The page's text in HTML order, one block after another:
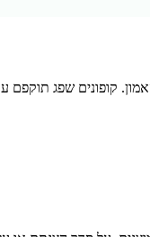
קופונים שפג תוקפם